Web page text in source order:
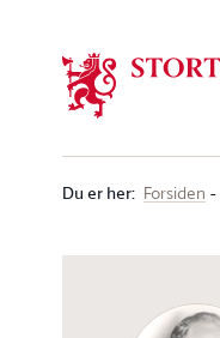
Du er her: Forsiden